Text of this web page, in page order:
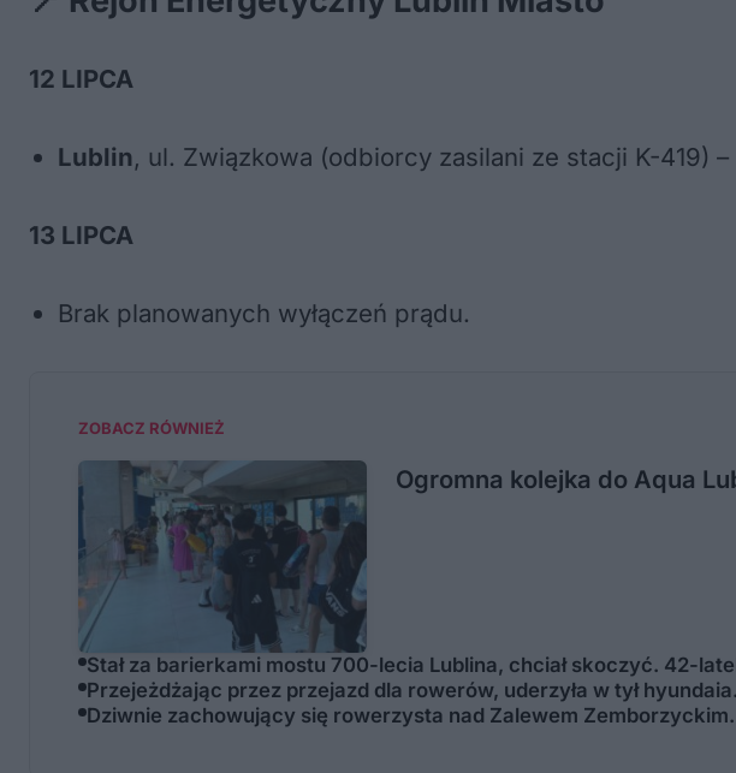
12 LIPCA
Lublin, ul. Związkowa (odbiorcy zasilani ze stacji K-419) –
13 LIPCA
Brak planowanych wyłączeń prądu.
ZOBACZ RÓWNIEŻ
Ogromna kolejka do Aqua
Stał za barierkami mostu 700-lecia Lublina, chciał skoczyć. 42-
Przejeżdżając przez przejazd dla rowerów, uderzyła w tył
Dziwnie zachowujący się rowerzysta nad Zalewem Zemborzyckim.